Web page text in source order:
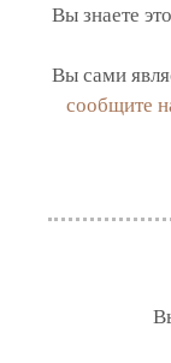
Вы знаете
Вы сами
сообщите